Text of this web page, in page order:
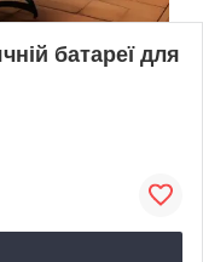
батареї для